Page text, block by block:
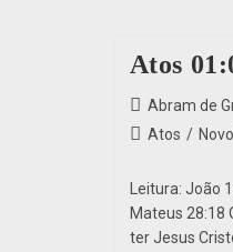
Atos
Abram de
Atos /
Leitura: João
Mateus 28:18
ter Jesus